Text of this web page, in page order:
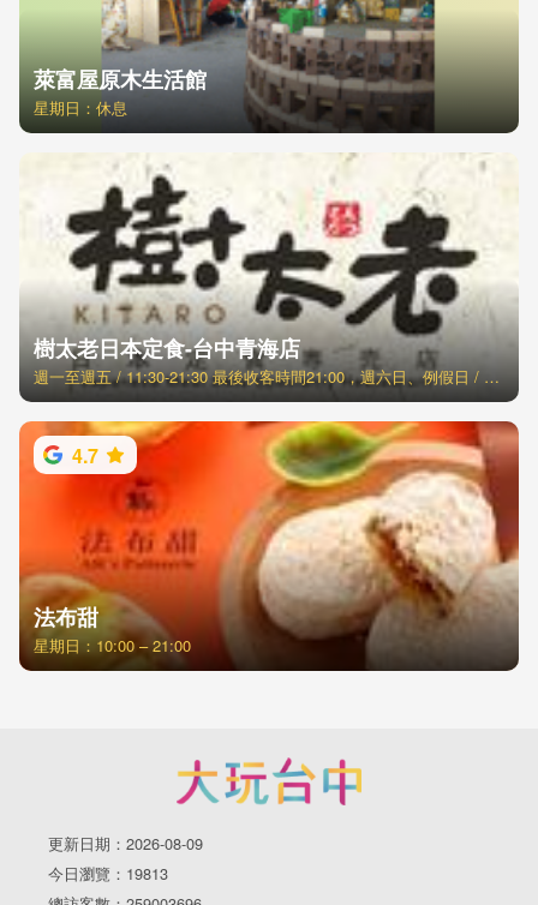
萊富屋原木生活館
星期日：休息
樹太老日本定食-台中青海店
週一至週五 / 11:30-21:30 最後收客時間21:00，週六日、例假日 / 11:00-21:30 最後收客時間21:00
4.7
法布甜
星期日：10:00 – 21:00
更新日期：2026-08-09
今日瀏覽：19813